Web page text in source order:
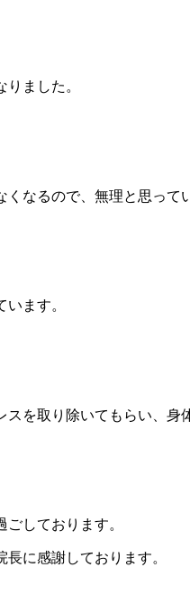
ました。
なるので、無理と思って
ます。
を取り除いてもらい、身
しております。
に感謝しております。